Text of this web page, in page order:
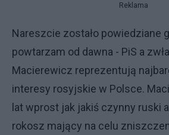
Reklama
Nareszcie zostało powiedziane
powtarzam od dawna - PiS a
Macierewicz reprezentują
interesy rosyjskie w Polsce.
lat wprost jak jakiś czynny ruski
rokosz mający na celu